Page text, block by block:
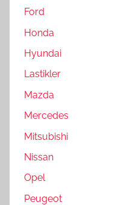
Ford
Honda
Hyundai
Lastikler
Mazda
Mercedes
Mitsubishi
Nissan
Opel
Peugeot